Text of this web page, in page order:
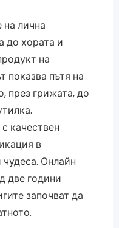
на лична
до хората и
на
показва пътя на
през грижата, до
качествен
в
Онлайн
две години
започват да